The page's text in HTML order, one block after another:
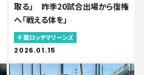
取る」 昨季20試合出場から復権
へ「戦える体を」
千葉ロッテマリーンズ
2026.01.15